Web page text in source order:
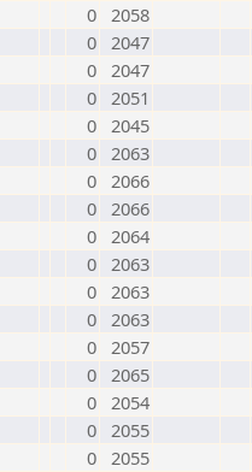
0 2058
0 2047
0 2047
0 2051
0 2045
0 2063
0 2066
0 2066
0 2064
0 2063
0 2063
0 2063
0 2057
0 2065
0 2054
0 2055
0 2055